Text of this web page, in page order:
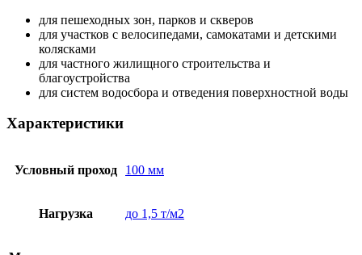
для пешеходных зон, парков и скверов
для участков с велосипедами, самокатами и детскими
колясками
для частного жилищного строительства и
благоустройства
для систем водосбора и отведения поверхностной воды
Характеристики
Условный проход 100 мм
Нагрузка до 1,5 т/м2